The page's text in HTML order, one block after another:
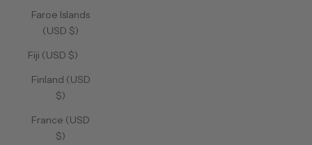
Faroe Islands
(USD $)
Fiji (USD $)
Finland (USD
$)
France (USD
$)